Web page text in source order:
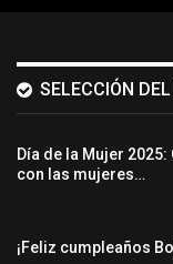
SELECCIÓN
Día de la Mujer
con las mujeres…
¡Feliz cumpleaños